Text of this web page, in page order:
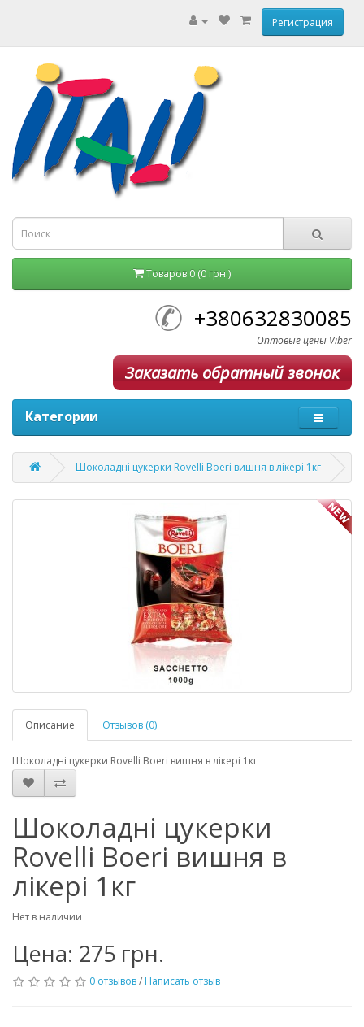
Регистрация
Товаров 0 (0 грн.)
+380632830085
Оптовые цены Viber
Заказать обратный звонок
Категории
Шоколадні цукерки Rovelli Boeri вишня в лікері 1кг
Описание Отзывов (0)
Шоколадні цукерки Rovelli Boeri вишня в лікері 1кг
Шоколадні цукерки
Rovelli Boeri вишня в
лікері 1кг
Нет в наличии
Цена: 275 грн.
0 отзывов/ Написать отзыв